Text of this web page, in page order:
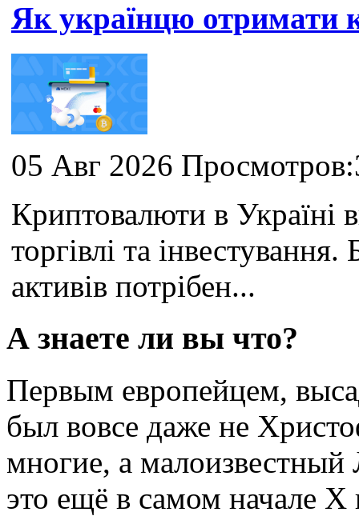
Як українцю отримати
05 Авг 2026
Криптовалюти в Україні
торгівлі та
активів потрібен...
А знаете ли вы что?
Первым европейцем,
был вовсе даже не
многие, а
это ещё в самом начале Х